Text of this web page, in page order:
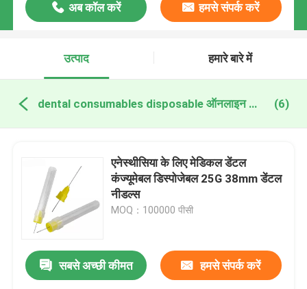
अब कॉल करें हमसे संपर्क करें
उत्पाद हमारे बारे में
dental consumables disposable ऑनलाइन निर्माण (6)
एनेस्थीसिया के लिए मेडिकल डेंटल
कंज्यूमेबल डिस्पोजेबल 25G 38mm डेंटल
नीडल्स
MOQ：100000 पीसी
सबसे अच्छी कीमत हमसे संपर्क करें